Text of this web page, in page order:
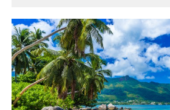
Contacto
Sorteos
- Duración: Noches a elegir
- Salidas: Diarias
- Ruta: Seychelles 5 noches paquete base
- Categoría hotelera: A elección del cliente
- Régimen: A elección del cliente